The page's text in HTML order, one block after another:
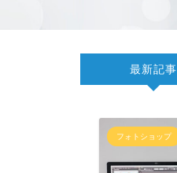
最新記事
フォトショップ